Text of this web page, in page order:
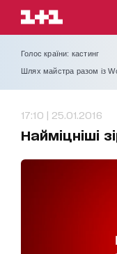
Голос країни: кастинг
Шлях майстра разом із
17:10 | 25.01.2016
Найміцніші